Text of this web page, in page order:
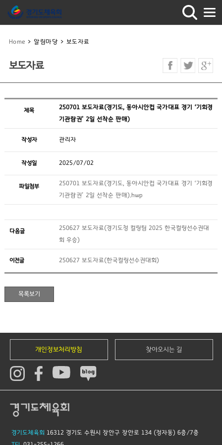
Home > 알림마당 > 보도자료
보도자료
제목
250701 보도자료(경기도, 동아시안컵 국가대표 경기 ‘기회경
기관람권’ 2일 선착순 판매)
작성자 관리자
작성일 2025/07/02
파일첨부
250701 보도자료(경기도, 동아시안컵 국가대표 경기 ‘기회경
기관람권’ 2일 선착순 판매).hwp
다음글
250627 보도자료(경기도청 컬링팀 2025 한국컬링선수권대
회 우승)
이전글 250627 보도자료(한국컬링선수권대회)
개인정보처리방침 찾아오시는 길
경기도체육회 16312 경기도 수원시 장안구 장안로 134 (정자동) 6층/7층